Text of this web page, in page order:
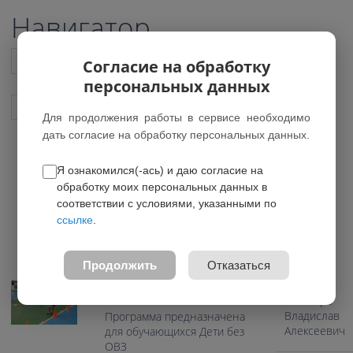
Навигатор
Список всех программ
Общефизическая подготовка
дошкольников
Возраст: 5-7 лет
Направление:
Программа предназначена
для обучающихся Дети без
ОВЗ
Ботнарь
Владислав
Алексеевич
Согласие на обработку
персональных данных
Для продолжения работы в сервисе необходимо
дать согласие на обработку персональных данных.
Я ознакомился(-ась) и даю согласие на
обработку моих персональных данных в
соответствии с условиями, указанными по
ссылке
Продолжить Отказаться